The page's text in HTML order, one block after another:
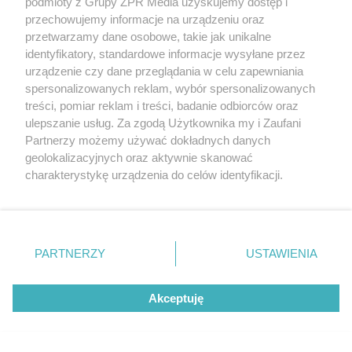
ZOBACZ WIĘCEJ
przechowujemy informacje na urządzeniu oraz
przetwarzamy dane osobowe, takie jak unikalne
identyfikatory, standardowe informacje wysyłane przez
urządzenie czy dane przeglądania w celu zapewniania
spersonalizowanych reklam, wybór spersonalizowanych
treści, pomiar reklam i treści, badanie odbiorców oraz
ulepszanie usług. Za zgodą Użytkownika my i Zaufani
Partnerzy możemy używać dokładnych danych
geolokalizacyjnych oraz aktywnie skanować
charakterystykę urządzenia do celów identyfikacji.
zmienić/wycofać klikając przycisk ustawień prywatności
znajdujący się w lewym dolnym rogu strony
rodzaje przetwarzania danych nie wymagają zgody
użytkownika, ale masz prawo sprzeciwić się takiemu
przetwarzaniu. Preferencje będą miały zastosowanie tylko
PARTNERZY USTAWIENIA
Akceptuję